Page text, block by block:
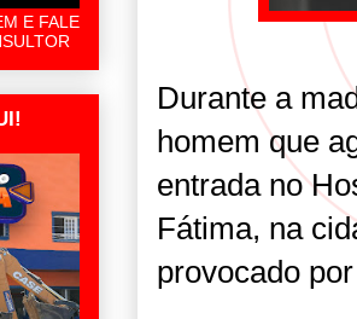
Durante a
homem que
entrada no
Fátima, na
provocado
E FALE